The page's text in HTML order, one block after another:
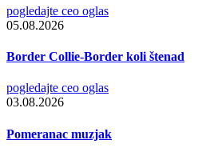
pogledajte ceo oglas
05.08.2026
Border Collie-Border koli štenad
pogledajte ceo oglas
03.08.2026
Pomeranac muzjak